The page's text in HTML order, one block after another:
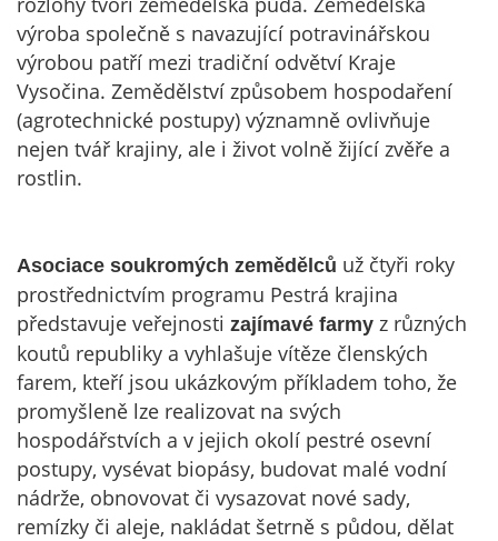
výroba společně s navazující potravinářskou
výrobou patří mezi tradiční odvětví Kraje
Vysočina. Zemědělství způsobem hospodaření
(agrotechnické postupy) významně ovlivňuje
nejen tvář krajiny, ale i život volně žijící zvěře a
rostlin.
Asociace soukromých zemědělců už čtyři roky
prostřednictvím programu Pestrá krajina
představuje veřejnosti zajímavé farmy z různých
koutů republiky a vyhlašuje vítěze členských
farem, kteří jsou ukázkovým příkladem toho, že
promyšleně lze realizovat na svých
hospodářstvích a v jejich okolí pestré osevní
postupy, vysévat biopásy, budovat malé vodní
nádrže, obnovovat či vysazovat nové sady,
remízky či aleje, nakládat šetrně s půdou, dělat